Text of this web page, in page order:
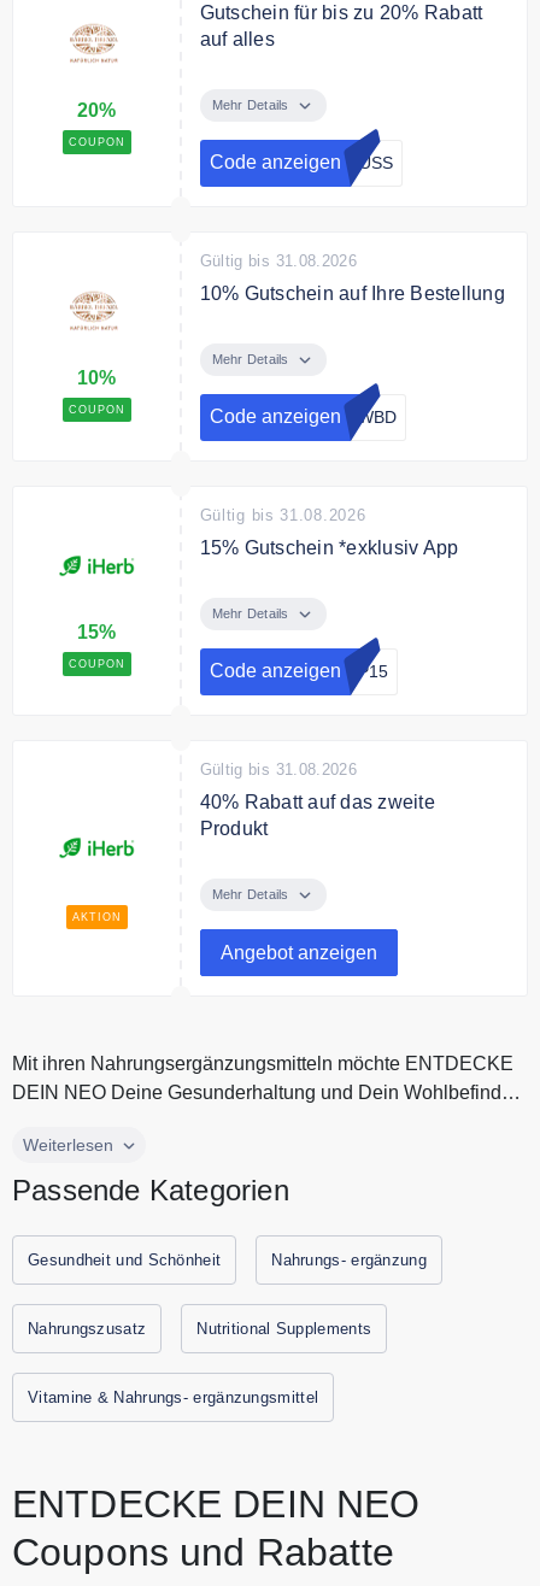
20%
COUPON
Gutschein für bis zu 20% Rabatt
auf alles
jeder Bestellung und 20% Rabatt
ab 70€ Mindestbestellwert.
Mehr Details
Code anzeigen RUSS
10%
COUPON
Gültig bis 31.08.2026
10% Gutschein auf Ihre Bestellung
Rabatt auf Ihre Bestellung.
Mehr Details
Code anzeigen SWBD
15%
COUPON
Gültig bis 31.08.2026
15% Gutschein *exklusiv App
sparen 15% auf die erste
Bestellung mit dem Rabattcode
Mehr Details
Code anzeigen PP15
AKTION
Gültig bis 31.08.2026
40% Rabatt auf das zweite
Produkt
udn erhalte das 2. mit 40% Rabatt.
Mehr Details
Angebot anzeigen
Mit ihren Nahrungsergänzungsmitteln möchte ENTDECKE
DEIN NEO Deine Gesunderhaltung und Dein Wohlbefinden
Mit ihren Nahrungsergänzungsmitteln möchte ENTDECKE
ganzheitlich fördern. Auf deine individuellen Bedürfnisse
in deinem vitalen Lebensstil, heute und jeden Tag.
Verbessere deine Gesundheit mit ENTDECKE DEIN NEO
Produkten. Alle aktuellen Gutscheine und Rabattaktionen
von ENTDECKE DEIN NEO findest Du immer hier auf
Gutscheine.codes
Weiterlesen
Passende Kategorien
Gesundheit und Schönheit Nahrungs- ergänzung
Nahrungszusatz Nutritional Supplements
Vitamine & Nahrungs- ergänzungsmittel
ENTDECKE DEIN NEO
Coupons und Rabatte